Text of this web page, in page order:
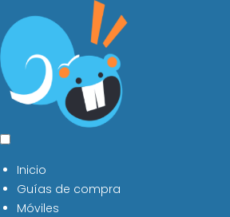
Inicio
Guías de compra
Móviles